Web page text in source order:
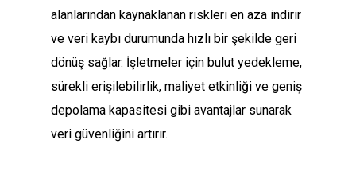
alanlarından kaynaklanan riskleri en aza indirir
ve veri kaybı durumunda hızlı bir şekilde geri
dönüş sağlar. İşletmeler için bulut yedekleme,
sürekli erişilebilirlik, maliyet etkinliği ve geniş
depolama kapasitesi gibi avantajlar sunarak
veri güvenliğini artırır.